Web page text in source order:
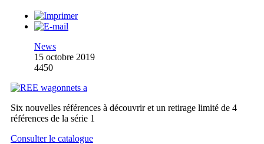
News
15 octobre 2019
4450
Six nouvelles références à découvrir et un retirage limité de 4
références de la série 1
Consulter le catalogue